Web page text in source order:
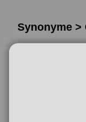
Synonyme >